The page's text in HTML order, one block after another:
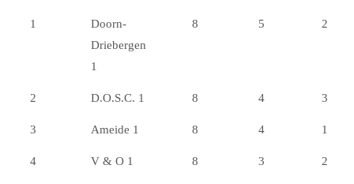
1
Doorn-
Driebergen
1
8 5 2
2 D.O.S.C. 1 8 4 3
3 Ameide 1 8 4 1
4 V & O 1 8 3 2